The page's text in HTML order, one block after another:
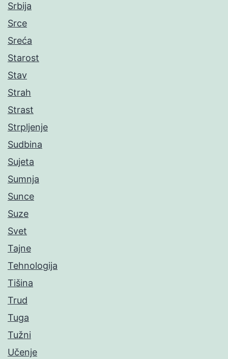
Srbija
Srce
Sreća
Starost
Stav
Strah
Strast
Strpljenje
Sudbina
Sujeta
Sumnja
Sunce
Suze
Svet
Tajne
Tehnologija
Tišina
Trud
Tuga
Tužni
Učenje